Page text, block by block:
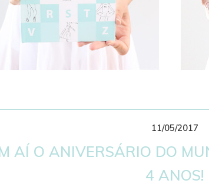
11/05/2017
AÍ O ANIVERSÁRIO DO
4 ANOS!